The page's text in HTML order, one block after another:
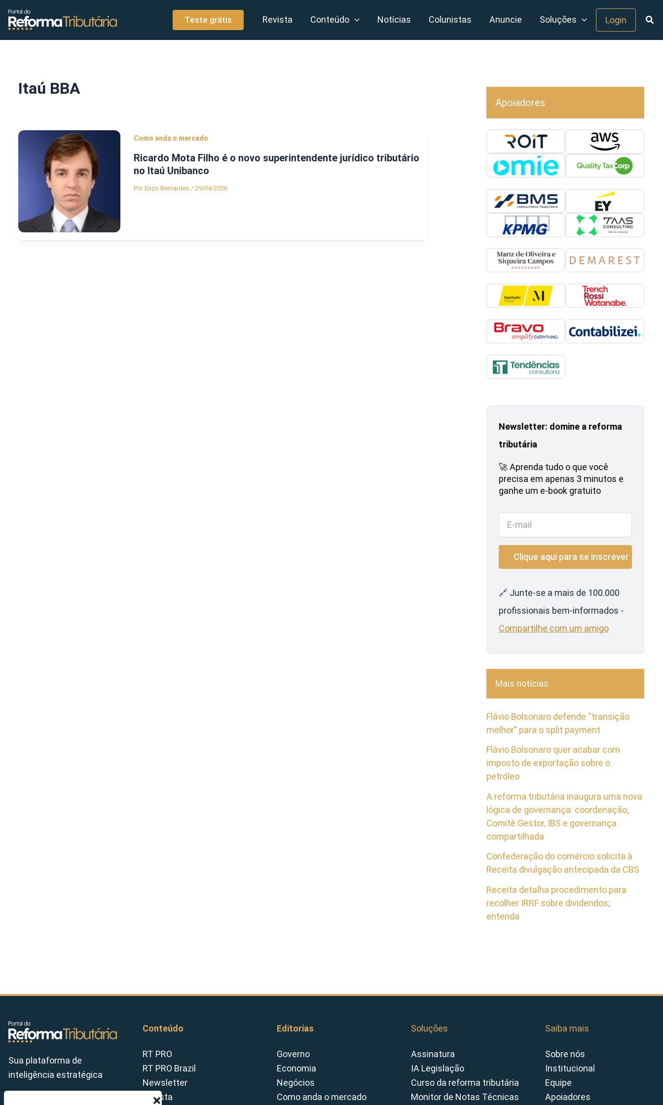
conteúdo
Teste grátis Revista Conteúdo Notícias Colunistas Anuncie Soluções Login
Itaú BBA
Como anda o mercado
Ricardo Mota Filho é o novo superintendente jurídico tributário
no Itaú Unibanco
PorEnzo Bernardes / 29/04/2026
Apoiadores
Newsletter: domine a reforma
tributária
🚀 Aprenda tudo o que você
precisa em apenas 3 minutos e
ganhe um e-book gratuito
🔗 Junte-se a mais de 100.000
profissionais bem-informados -
Compartilhe com um amigo
Mais notícias
Flávio Bolsonaro defende “transição
melhor” para o split payment
Flávio Bolsonaro quer acabar com
imposto de exportação sobre o
petróleo
A reforma tributária inaugura uma nova
lógica de governança: coordenação,
Comitê Gestor, IBS e governança
compartilhada
Confederação do comércio solicita à
Receita divulgação antecipada da CBS
Receita detalha procedimento para
recolher IRRF sobre dividendos;
entenda
Sua plataforma de
inteligência estratégica
Conteúdo
RT PRO
RT PRO Brazil
Newsletter
Revista
Editorias
Governo
Economia
Negócios
Como anda o mercado
Soluções
Assinatura
IA Legislação
Curso da reforma tributária
Monitor de Notas Técnicas
Saiba mais
Sobre nós
Institucional
Equipe
Apoiadores